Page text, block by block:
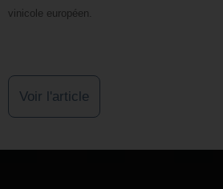
vinicole européen.
Voir l'article